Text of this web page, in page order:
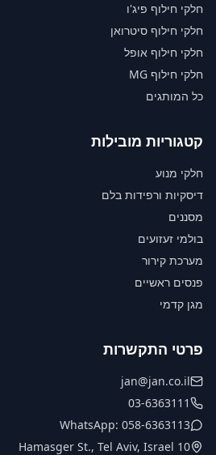
חלקי חילוף פיג'ו
חלקי חילוף סיטרואן
חלקי חילוף אופל
חלקי חילוף MG
כל המותגים
קטגוריות מובילות
חלקי מנוע
דיסקיות ורפידות בלם
מסננים
בולמי זעזועים
מערכת קירור
פנסים ראשיים
מגן קדמי
פרטי התקשרות
jan@jan.co.il
03-6363111
WhatsApp: 058-6363113
10 Hamasger St., Tel Aviv, Israel